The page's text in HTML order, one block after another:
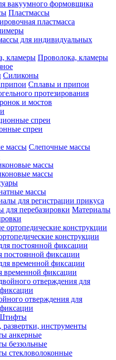
вакуумного формовщика
Пластмассы
пластмасса
для индивидуальных
Проволока, кламеры
Силиконы
Сплавы и припои
протезирования
и мостов
спреи
Слепочные массы
массы
массы
массы
для регистрации прикуса
Материалы
конструкции
постоянной фиксации
временной фиксации
отверждения для
развертки, инструменты
анкерные
беззольные
стекловолоконные